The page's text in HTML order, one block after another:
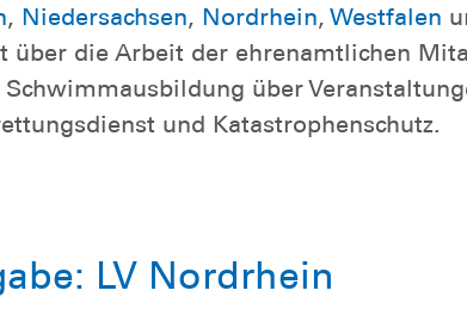
, Niedersachsen, Nordrhein, Westfalen
über die Arbeit der ehrenamtlichen
über
und Katastrophenschutz.
LV Nordrhein